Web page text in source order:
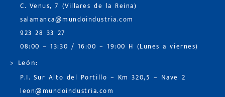
C. Venus, 7 (Villares de la Reina)
salamanca@mundoindustria.com
923 28 33 27
08:00 – 13:30 / 16:00 – 19:00 H (Lunes a viernes)
> León:
P.I. Sur Alto del Portillo – Km 320,5 – Nave 2
leon@mundoindustria.com